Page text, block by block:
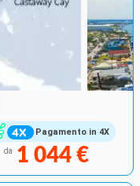
Pagamento in 4X
da 1 044 €